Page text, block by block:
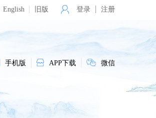
English 旧版 登录 注册
手机版 APP下载 微信